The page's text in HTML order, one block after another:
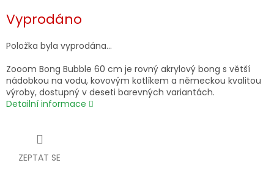
cena:
Vyprodáno
Položka byla vyprodána…
Zooom Bong Bubble 60 cm je rovný akrylový bong s větší
nádobkou na vodu, kovovým kotlíkem a německou kvalitou
výroby, dostupný v deseti barevných variantách.
Detailní informace
ZEPTAT SE